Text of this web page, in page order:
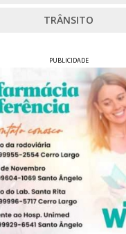
TRÂNSITO
PUBLICIDADE